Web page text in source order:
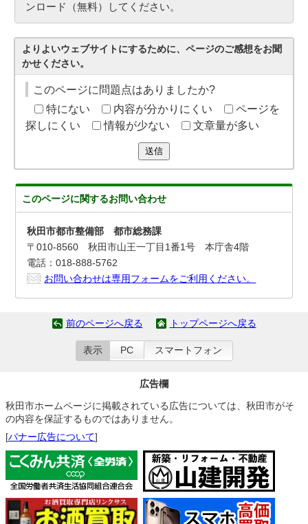
ンロード（無料）してください。
よりよいウェブサイトにするために、ページのご感想をお聞
かせください。
このページに問題点はありましたか?
特にない
内容が分かりにくい
ページを
探しにくい
情報が少ない 文章量が多い
送信
このページに関するお問い合わせ
秋田市都市整備部 都市総務課
〒010-8560 秋田市山王一丁目1番1号 本庁舎4階
電話：018-888-5762
お問い合わせは専用フォームをご利用ください。
前のページへ戻る トップページへ戻る
表示 PC スマートフォン
広告欄
秋田市ホームページに掲載されている広告については、秋田市がそ
の内容を保証するものではありません。
[バナー広告について]